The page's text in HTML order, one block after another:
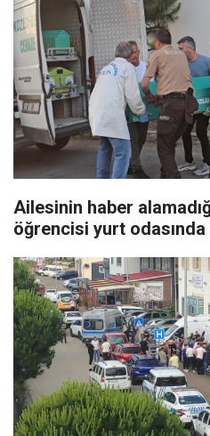
Ailesinin haber
öğrencisi yurt